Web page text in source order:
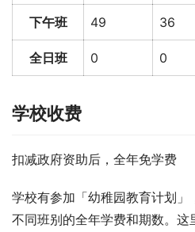
下午班 49 36
全日班 0 0
学校收费
扣减政府资助后，全年免学费
学校有参加「幼稚园教育计划
不同班别的全年学费和期数。